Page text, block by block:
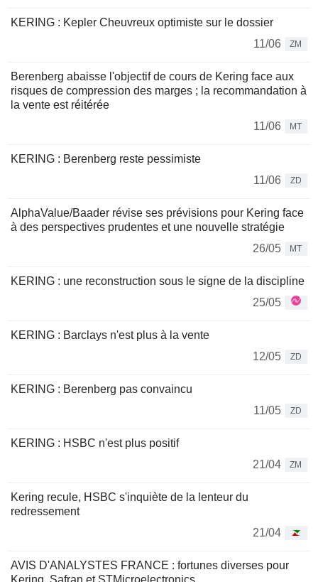
KERING : Kepler Cheuvreux optimiste sur le dossier
11/06
ZM
Berenberg abaisse l'objectif de cours de Kering face aux
risques de compression des marges ; la recommandation à
la vente est réitérée
11/06
MT
KERING : Berenberg reste pessimiste
11/06
ZD
AlphaValue/Baader révise ses prévisions pour Kering face
à des perspectives prudentes et une nouvelle stratégie
26/05
MT
KERING : une reconstruction sous le signe de la discipline
25/05
KERING : Barclays n'est plus à la vente
12/05
ZD
KERING : Berenberg pas convaincu
11/05
ZD
KERING : HSBC n'est plus positif
21/04
ZM
Kering recule, HSBC s'inquiète de la lenteur du
redressement
21/04
AVIS D'ANALYSTES FRANCE : fortunes diverses pour